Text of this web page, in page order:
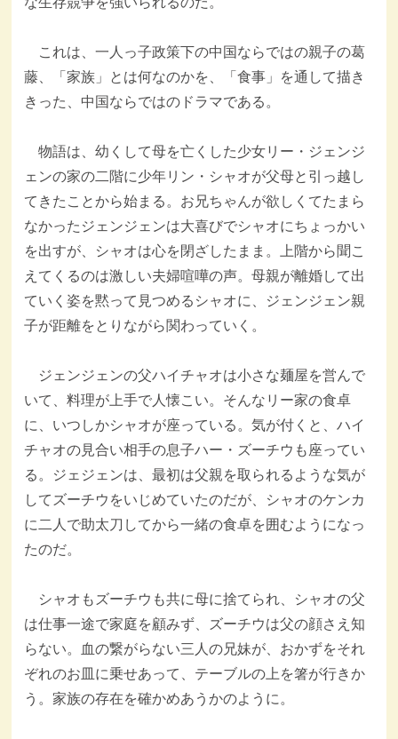
これは、一人っ子政策下の中国ならではの親子の葛
藤、「家族」とは何なのかを、「食事」を通して描き
きった、中国ならではのドラマである。
物語は、幼くして母を亡くした少女リー・ジェンジ
ェンの家の二階に少年リン・シャオが父母と引っ越し
てきたことから始まる。お兄ちゃんが欲しくてたまら
なかったジェンジェンは大喜びでシャオにちょっかい
を出すが、シャオは心を閉ざしたまま。上階から聞こ
えてくるのは激しい夫婦喧嘩の声。母親が離婚して出
ていく姿を黙って見つめるシャオに、ジェンジェン親
子が距離をとりながら関わっていく。
ジェンジェンの父ハイチャオは小さな麺屋を営んで
いて、料理が上手で人懐こい。そんなリー家の食卓
に、いつしかシャオが座っている。気が付くと、ハイ
チャオの見合い相手の息子ハー・ズーチウも座ってい
る。ジェジェンは、最初は父親を取られるような気が
してズーチウをいじめていたのだが、シャオのケンカ
に二人で助太刀してから一緒の食卓を囲むようになっ
たのだ。
シャオもズーチウも共に母に捨てられ、シャオの父
は仕事一途で家庭を顧みず、ズーチウは父の顔さえ知
らない。血の繋がらない三人の兄妹が、おかずをそれ
ぞれのお皿に乗せあって、テーブルの上を箸が行きか
う。家族の存在を確かめあうかのように。